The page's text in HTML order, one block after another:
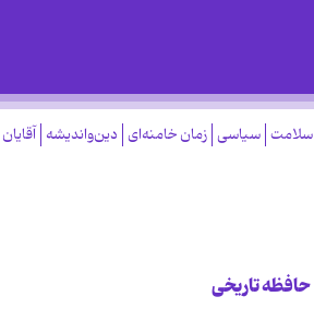
سلامت سیاسی زمان خامنه‌ای دین‌واندیشه آقایان
حافظه تاریخی